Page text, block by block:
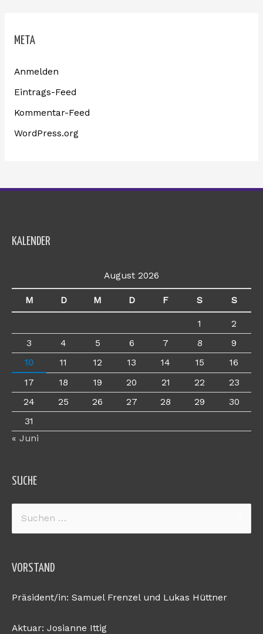
META
Anmelden
Eintrags-Feed
Kommentar-Feed
WordPress.org
KALENDER
August 2026
M D M D F S S
1
2
3
4 5 6 7 8
9
10
11 12 13 14 15
16
17
18 19 20 21 22
23
24
25 26 27 28 29
30
31
« Juni
SUCHE
Suchen
nach:
VORSTAND
Präsident/in: Samuel Frenzel und Lukas Hüttner
Aktuar: Josianne Ittig